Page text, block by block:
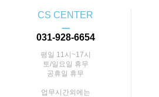
CS CENTER
ㅡ
031-928-6654
평일 11시~17시
토/일요일 휴무
공휴일 휴무
업무시간외에는